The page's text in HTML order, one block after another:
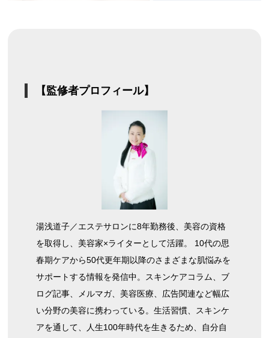
【監修者プロフィール】
湯浅道子／エステサロンに8年勤務後、美容の資格
を取得し、美容家×ライターとして活躍。 10代の思
春期ケアから50代更年期以降のさまざまな肌悩みを
サポートする情報を発信中。スキンケアコラム、ブ
ログ記事、メルマガ、美容医療、広告関連など幅広
い分野の美容に携わっている。生活習慣、スキンケ
アを通して、人生100年時代を生きるため、自分自